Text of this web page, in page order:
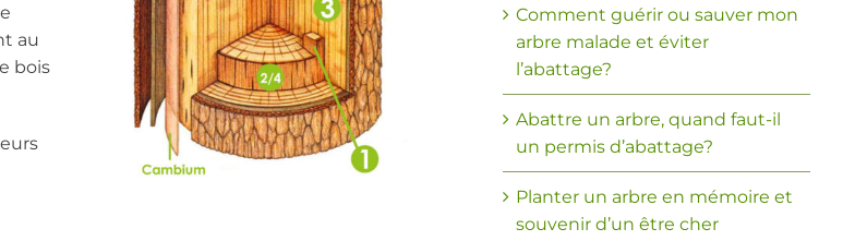
au
bois
Comment guérir ou sauver mon
arbre malade et éviter
l’abattage?
Abattre un arbre, quand faut-il
un permis d’abattage?
Planter un arbre en mémoire et
souvenir d’un être cher